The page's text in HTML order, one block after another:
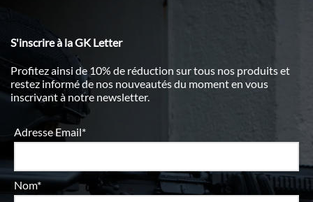
S'inscrire à la GK Letter
Profitez ainsi de 10% de réduction sur tous nos produits et
restez informé de nos nouveautés du moment en vous
inscrivant à notre newsletter.
Adresse Email*
Nom*